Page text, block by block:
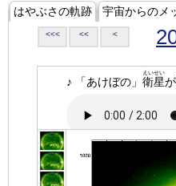
はやぶさの軌跡 宇宙からのメ
<<< << <
♪ 「あけぼの」 衛星
えいせい
が